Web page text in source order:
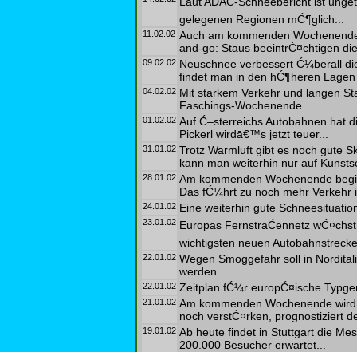
gelegenen Regionen mĆ¶glich...
11.02.02 Auch am kommenden
and-go: Staus beeintrĆ¤chtigen
09.02.02 Neuschnee verbessert Ć¼berall
findet man in den hĆ¶heren
04.02.02 Mit starkem Verkehr und langen
Faschings-Wochenende...
01.02.02 Auf Ć–sterreichs Autobahnen hat
Pickerl wirdā€™s jetzt teuer...
31.01.02 Trotz Warmluft gibt es noch gute
kann man weiterhin nur auf
28.01.02 Am kommenden Wochenende
Das fĆ¼hrt zu noch mehr Verkehr
24.01.02 Eine weiterhin gute
23.01.02 Europas FernstraĆennetz
wichtigsten neuen
22.01.02 Wegen Smoggefahr soll in
werden...
22.01.02 Zeitplan fĆ¼r europĆ¤ische
21.01.02 Am kommenden Wochenende
noch verstĆ¤rken, prognostiziert
19.01.02 Ab heute findet in Stuttgart die
200.000 Besucher erwartet...